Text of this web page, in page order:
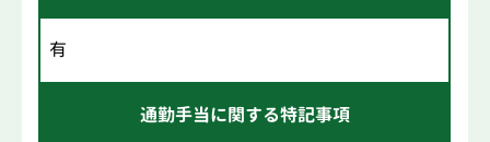
有
通勤手当に関する特記事項